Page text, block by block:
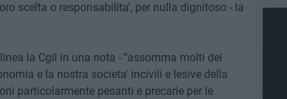
scelta o responsabilita', per nulla dignitoso - la
la Cgil in una nota - ''assomma molti dei
e la nostra societa' incivili e lesive della
particolarmente pesanti e precarie per le